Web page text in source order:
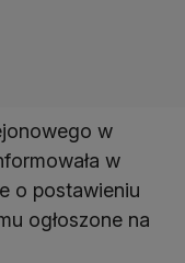
w
w
o postawieniu
ogłoszone na